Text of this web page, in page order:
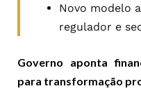
Novo modelo
regulador e
Governo aponta
para transformação